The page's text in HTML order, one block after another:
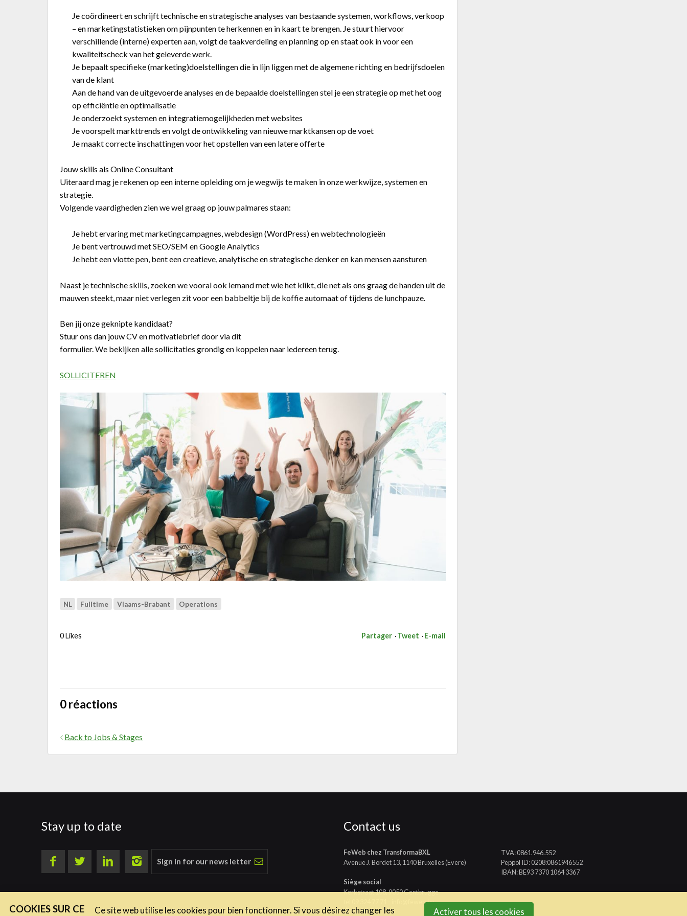
Je coördineert en schrijft technische en strategische analyses van bestaande systemen, workflows, verkoop
– en marketingstatistieken om pijnpunten te herkennen en in kaart te brengen. Je stuurt hiervoor
verschillende (interne) experten aan, volgt de taakverdeling en planning op en staat ook in voor een
kwaliteitscheck van het geleverde werk.
Je bepaalt specifieke (marketing)doelstellingen die in lijn liggen met de algemene richting en bedrijfsdoelen
van de klant
Aan de hand van de uitgevoerde analyses en de bepaalde doelstellingen stel je een strategie op met het oog
op efficiëntie en optimalisatie
Je onderzoekt systemen en integratiemogelijkheden met websites
Je voorspelt markttrends en volgt de ontwikkeling van nieuwe marktkansen op de voet
Je maakt correcte inschattingen voor het opstellen van een latere offerte
Jouw skills als Online Consultant
Uiteraard mag je rekenen op een interne opleiding om je wegwijs te maken in onze werkwijze, systemen en
strategie.
Volgende vaardigheden zien we wel graag op jouw palmares staan:
Je hebt ervaring met marketingcampagnes, webdesign (WordPress) en webtechnologieën
Je bent vertrouwd met SEO/SEM en Google Analytics
Je hebt een vlotte pen, bent een creatieve, analytische en strategische denker en kan mensen aansturen
Naast je technische skills, zoeken we vooral ook iemand met wie het klikt, die net als ons graag de handen uit de
mauwen steekt, maar niet verlegen zit voor een babbeltje bij de koffie automaat of tijdens de lunchpauze.
Ben jij onze geknipte kandidaat?
Stuur ons dan jouw CV en motivatiebrief door via dit
formulier. We bekijken alle sollicitaties grondig en koppelen naar iedereen terug.
SOLLICITEREN
NL Fulltime Vlaams-Brabant Operations
0 Likes Partager Tweet E-mail
0 réactions
Back to Jobs & Stages
Stay up to date
Sign in for our news letter
Contact us
FeWeb chez TransformaBXL
Avenue J. Bordet 13, 1140 Bruxelles (Evere)
Siège social
Kerkstraat 108, 9050 Gentbrugge
info@feweb.be
TVA: 0861.946.552
Peppol ID: 0208:0861946552
IBAN: BE93 7370 1064 3367
COOKIES SUR CE Ce site web utilise les cookies pour bien fonctionner. Si vous désirez changer les Activer tous les cookies